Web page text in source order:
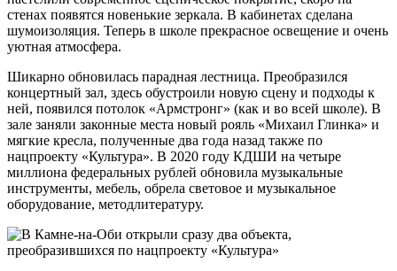
стенах появятся новенькие зеркала. В кабинетах сделана
шумоизоляция. Теперь в школе прекрасное освещение и очень
уютная атмосфера.
Шикарно обновилась парадная лестница. Преобразился
концертный зал, здесь обустроили новую сцену и подходы к
ней, появился потолок «Армстронг» (как и во всей школе). В
зале заняли законные места новый рояль «Михаил Глинка» и
мягкие кресла, полученные два года назад также по
нацпроекту «Культура». В 2020 году КДШИ на четыре
миллиона федеральных рублей обновила музыкальные
инструменты, мебель, обрела световое и музыкальное
оборудование, методлитературу.